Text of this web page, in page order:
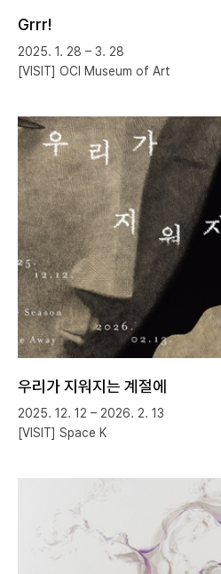
Grrr!
2025. 1. 28 – 3. 28
[VISIT] OCI Museum of Art
우리가 지워지는 계절에
2025. 12. 12 – 2026. 2. 13
[VISIT] Space K